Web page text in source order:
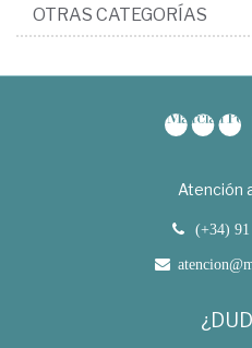
OTRAS CATEGORÍAS
Atención
(+34)